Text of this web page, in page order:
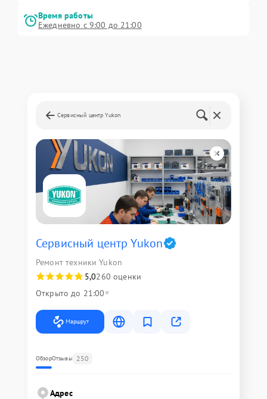
Время работы
Ежедневно с 9:00 до 21:00
Сервисный центр Yukon
Сервисный центр Yukon
Ремонт техники Yukon
5,0260 оценки
Открыто до 21:00
Маршрут
ОбзорОтзывы 250
Адрес